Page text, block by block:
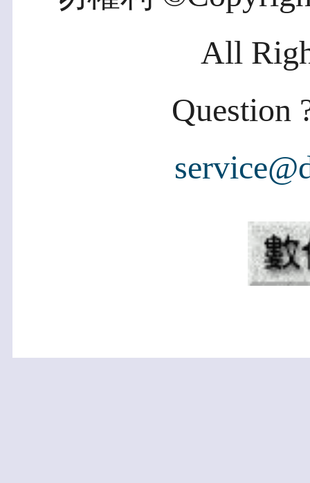
All
Question